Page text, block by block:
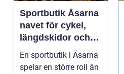
Sportbutik Åsarna
navet för cykel,
längdskidor och
löpning i södra
jämtland
En sportbutik i Åsarna
spelar en större roll än